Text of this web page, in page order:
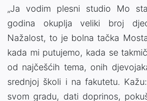
„Ja vodim plesni studio Mo
godina okuplja veliki broj
Nažalost, to je bolna tačka
kada mi putujemo, kada se
od najčešćih tema, onih
srednjoj školi i na fakutetu.
svom gradu, dati doprinos,